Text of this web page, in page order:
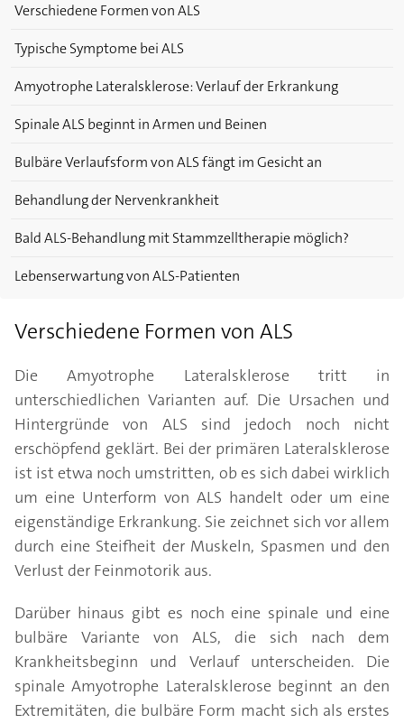
Verschiedene Formen von ALS
Typische Symptome bei ALS
Amyotrophe Lateralsklerose: Verlauf der Erkrankung
Spinale ALS beginnt in Armen und Beinen
Bulbäre Verlaufsform von ALS fängt im Gesicht an
Behandlung der Nervenkrankheit
Bald ALS-Behandlung mit Stammzelltherapie möglich?
Lebenserwartung von ALS-Patienten
Verschiedene Formen von ALS
Die Amyotrophe Lateralsklerose tritt in
unterschiedlichen Varianten auf. Die Ursachen und
Hintergründe von ALS sind jedoch noch nicht
erschöpfend geklärt. Bei der primären Lateralsklerose
ist ist etwa noch umstritten, ob es sich dabei wirklich
um eine Unterform von ALS handelt oder um eine
eigenständige Erkrankung. Sie zeichnet sich vor allem
durch eine Steifheit der Muskeln, Spasmen und den
Verlust der Feinmotorik aus.
Darüber hinaus gibt es noch eine spinale und eine
bulbäre Variante von ALS, die sich nach dem
Krankheitsbeginn und Verlauf unterscheiden. Die
spinale Amyotrophe Lateralsklerose beginnt an den
Extremitäten, die bulbäre Form macht sich als erstes